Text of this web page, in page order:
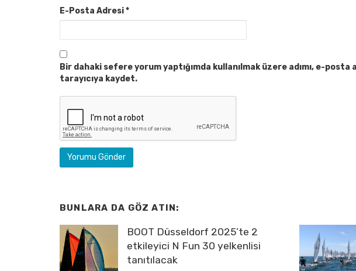
E-Posta Adresi*
Bir dahaki sefere yorum yaptığımda kullanılmak üzere adımı, e-
tarayıcıya kaydet.
BUNLARA DA GÖZ ATIN:
BOOT Düsseldorf 2025’te 2
etkileyici N Fun 30 yelkenlisi
tanıtılacak